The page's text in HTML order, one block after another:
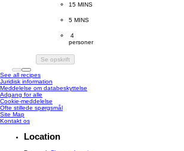
CookingTime
15 MINS
PreparationTime
5 MINS
Servings
4
personer
Se opskrift
See all recipes
Juridisk information
Meddelelse om databeskyttelse
Adgang for alle
Cookie-meddelelse
Ændre Indstillingerne
Site Map